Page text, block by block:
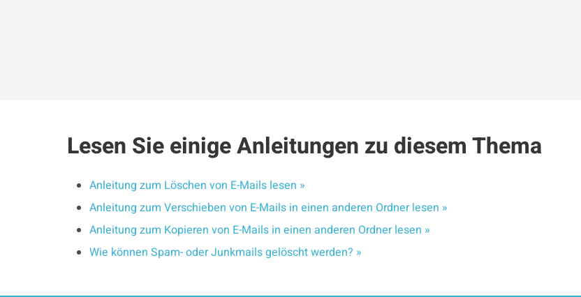
Lesen Sie einige Anleitungen zu diesem Thema
Anleitung zum Löschen von E-Mails lesen »
Anleitung zum Verschieben von E-Mails in einen anderen Ordner lesen »
Anleitung zum Kopieren von E-Mails in einen anderen Ordner lesen »
Wie können Spam- oder Junkmails gelöscht werden? »